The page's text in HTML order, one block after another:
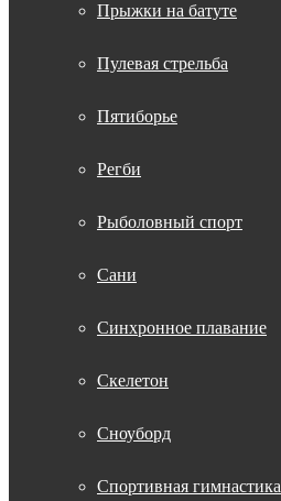
Прыжки на батуте
Пулевая стрельба
Пятиборье
Регби
Рыболовный спорт
Сани
Синхронное плавание
Скелетон
Сноуборд
Спортивная гимнастика